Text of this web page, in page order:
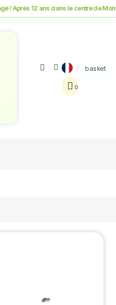
12 ans dans le centre de
basket